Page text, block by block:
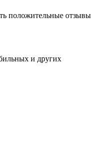
положительные отзывы
и других